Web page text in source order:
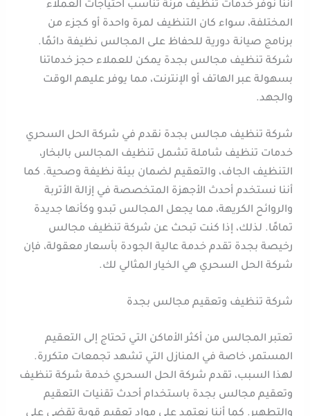
أننا نوفر خدمات تنظيف مرنة تناسب احتياجات العملاء
المختلفة، سواء كان التنظيف لمرة واحدة أو كجزء من
برنامج صيانة دورية للحفاظ على المجالس نظيفة دائمًا.
شركة تنظيف مجالس بجدة يمكن للعملاء حجز خدماتنا
بسهولة عبر الهاتف أو الإنترنت، مما يوفر عليهم الوقت
والجهد.
شركة تنظيف مجالس بجدة نقدم في شركة الحل السحري
خدمات تنظيف شاملة تشمل تنظيف المجالس بالبخار،
التنظيف الجاف، والتعقيم لضمان بيئة نظيفة وصحية. كما
أننا نستخدم أحدث الأجهزة المتخصصة في إزالة الأتربة
والروائح الكريهة، مما يجعل المجالس تبدو وكأنها جديدة
تمامًا. لذلك، إذا كنت تبحث عن شركة تنظيف مجالس
رخيصة بجدة تقدم خدمة عالية الجودة بأسعار معقولة، فإن
شركة الحل السحري هي الخيار المثالي لك.
شركة تنظيف وتعقيم مجالس بجدة
تعتبر المجالس من أكثر الأماكن التي تحتاج إلى التعقيم
المستمر، خاصة في المنازل التي تشهد تجمعات متكررة.
لهذا السبب، تقدم شركة الحل السحري خدمة شركة تنظيف
وتعقيم مجالس بجدة باستخدام أحدث تقنيات التعقيم
والتطهير. كما أننا نعتمد على مواد تعقيم قوية تقضي على